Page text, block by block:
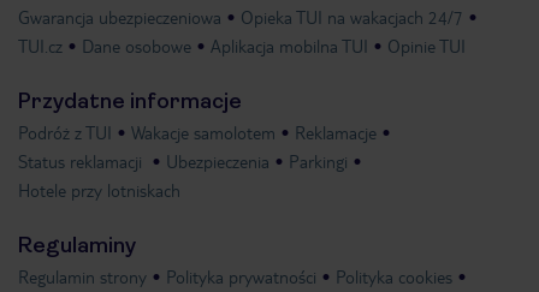
Gwarancja ubezpieczeniowa
Opieka TUI na wakacjach 24/7
TUI.cz
Dane osobowe Aplikacja mobilna TUI Opinie TUI
Przydatne informacje
Podróż z TUI Wakacje samolotem
Reklamacje
Status reklamacji
Ubezpieczenia
Parkingi
Hotele przy lotniskach
Regulaminy
Regulamin strony Polityka prywatności
Polityka cookies